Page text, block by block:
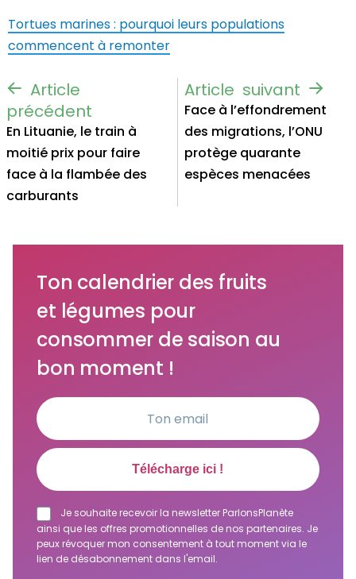
Tortues marines : pourquoi leurs populations
commencent à remonter
En Lituanie, le train à
moitié prix pour faire
face à la flambée des
carburants
Face à l’effondrement
des migrations, l’ONU
protège quarante
espèces menacées
Ton calendrier des fruits
et légumes pour
consommer de saison au
bon moment !
Je souhaite recevoir la newsletter ParlonsPlanète
ainsi que les offres promotionnelles de nos partenaires. Je
peux révoquer mon consentement à tout moment via le
lien de désabonnement dans l'email.